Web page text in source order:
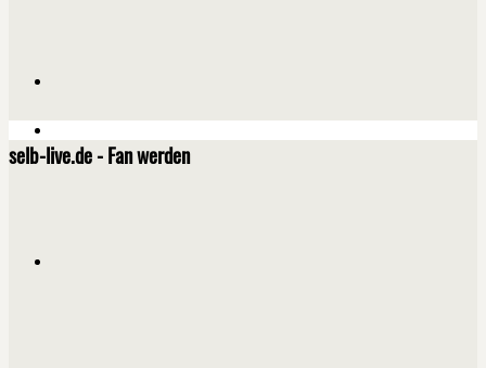
selb-live.de - Fan werden